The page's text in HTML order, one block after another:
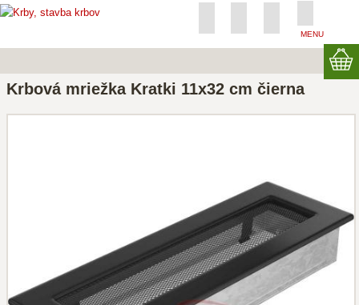
MENU
Krbová mriežka Kratki 11x32 cm čierna